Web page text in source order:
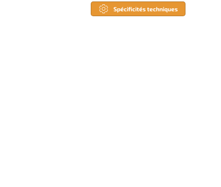
Spécificités techniques